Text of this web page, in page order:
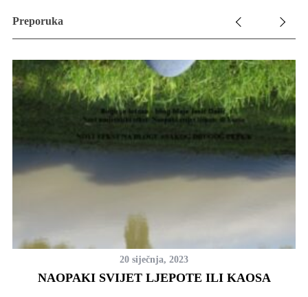
Preporuka
20 siječnja, 2023
NAOPAKI SVIJET LJEPOTE ILI KAOSA